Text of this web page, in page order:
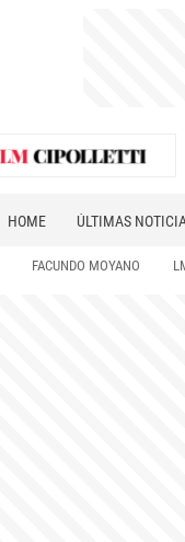
HOME ÚLTIMAS
FACUNDO MOYANO